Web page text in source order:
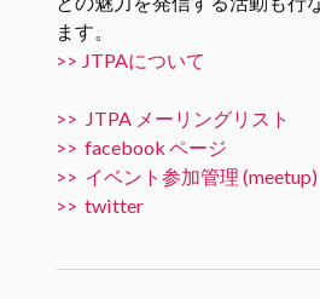
ミュニティ リツイート
JTPA@シリコンバレー
ニアコミュニティ
11/15 6PM [JTPA
ます。
>> JTPAについて
>> JTPA メーリングリスト
>> facebook ページ
>> イベント参加管理 (meetup)
>> twitter